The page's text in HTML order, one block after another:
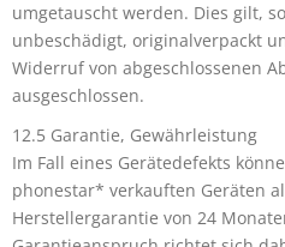
umgetauscht werden. Dies gilt,
unbeschädigt, originalverpackt
Widerruf von abgeschlossenen
ausgeschlossen.
12.5 Garantie, Gewährleistung
Im Fall eines Gerätedefekts
phonestar* verkauften Geräten
Herstellergarantie von 24